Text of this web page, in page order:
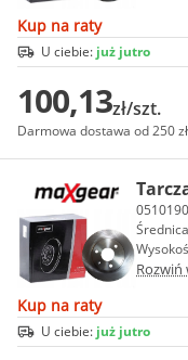
Kup na raty
U ciebie: już jutro
100,13zł/szt.
Darmowa dostawa od 250 zł
Rozwiń
Kup na raty
U ciebie: już jutro